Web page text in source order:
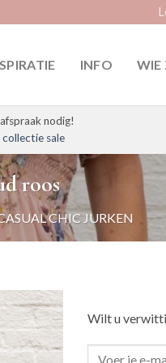
INFO WIE
nodig!
sale
roos
CHIC JURKEN
Wilt u